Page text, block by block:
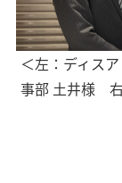
＜左：ディス
事部 土井様 右